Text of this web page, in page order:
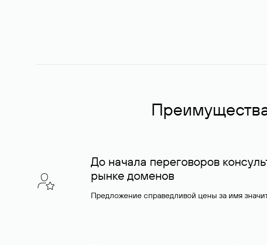
До начала переговоров
рынке доменов
Предложение справедливой цены за имя